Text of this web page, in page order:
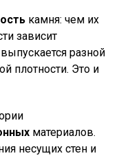
камня: чем их
зависит
разной
плотности. Это и
материалов.
несущих стен и